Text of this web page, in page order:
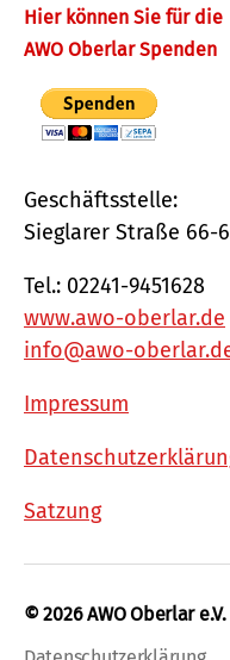
Hier können Sie für die
AWO Oberlar Spenden
Geschäftsstelle:
Sieglarer Straße 66-
Tel.: 02241-9451628
www.awo-oberlar.de
info@awo-
Impressum
Satzung
© 2026AWO Oberlar e.V.